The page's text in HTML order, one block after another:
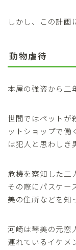
しかし、この計画
動物虐待
本屋の強盗から二
世間ではペットが
ットショップで働
は犯人と思わしき
危機を察知した二
その際にパスケー
美の住所などを知
河崎は琴美の元恋
連れているイケメ